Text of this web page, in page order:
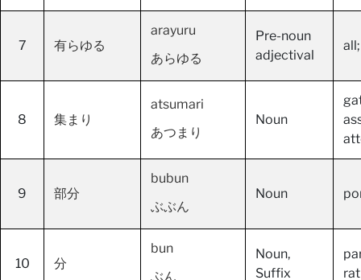
7 有らゆる
arayuru
あらゆる
Pre-noun
adjectival
8 集まり
atsumari
あつまり
Noun
9 部分
bubun
ぶぶん
Noun
10 分
bun
ぶん
Noun,
Suffix